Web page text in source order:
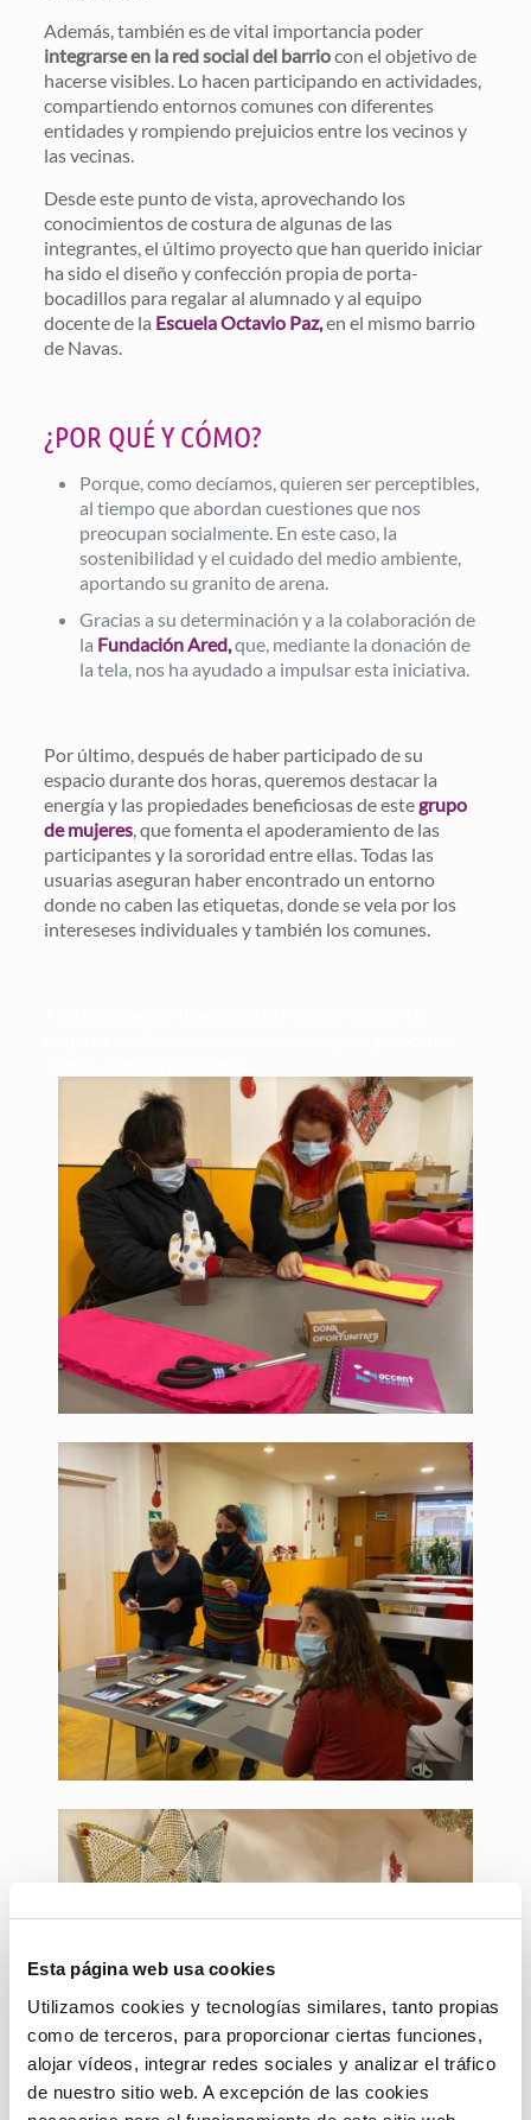
Esta página web usa cookies
Utilizamos cookies y tecnologías similares, tanto propias
como de terceros, para proporcionar ciertas funciones,
alojar vídeos, integrar redes sociales y analizar el tráfico
de nuestro sitio web. A excepción de las cookies
Además, también es de vital importancia poder
integrarse en la red social del barriocon el objetivo de
hacerse visibles. Lo hacen participando en actividades,
compartiendo entornos comunes con diferentes
entidades y rompiendo prejuicios entre los vecinos y
las vecinas.
Desde este punto de vista, aprovechando los
conocimientos de costura de algunas de las
integrantes, el último proyecto que han querido iniciar
ha sido el diseño y confección propia de porta-
bocadillos para regalar al alumnado y al equipo
docente de la Escuela Octavio Paz,en el mismo barrio
de Navas.
¿POR QUÉ Y CÓMO?
Porque, como decíamos, quieren ser perceptibles,
al tiempo que abordan cuestiones que nos
preocupan socialmente. En este caso, la
sostenibilidad y el cuidado del medio ambiente,
aportando su granito de arena.
Gracias a su determinación y a la colaboración de
la Fundación Ared,que, mediante la donación de
la tela, nos ha ayudado a impulsar esta iniciativa.
Por último, después de haber participado de su
espacio durante dos horas, queremos destacar la
energía y las propiedades beneficiosas de estegrupo
de mujeres, que fomenta el apoderamiento de las
participantes y la sororidad entre ellas. Todas las
usuarias aseguran haber encontrado un entorno
donde no caben las etiquetas, donde se vela por los
intereseses individuales y también los comunes.